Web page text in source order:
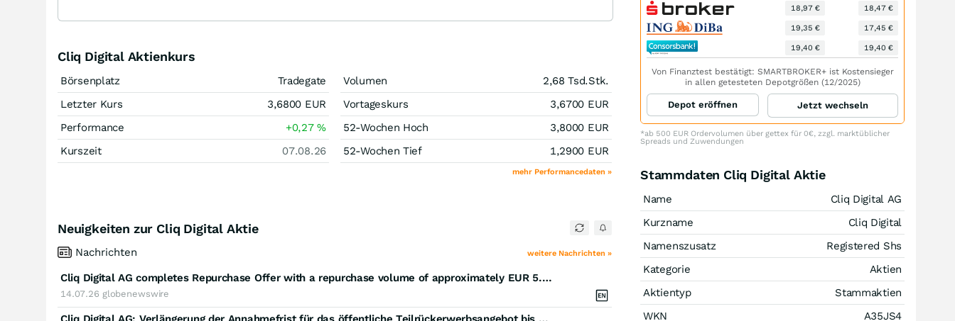
Cliq Digital Aktienkurs
Börsenplatz
Tradegate
Letzter Kurs
3,6800 EUR
Performance
+0,27%
Kurszeit
07.08.26
Volumen 2,68 Tsd.Stk.
Vortageskurs
3,6700 EUR
52-Wochen Hoch
3,8000 EUR
52-Wochen Tief
1,2900 EUR
mehr Performancedaten »
Neuigkeiten zur Cliq Digital Aktie
Nachrichten weitere Nachrichten »
Cliq Digital AG completes Repurchase Offer with a repurchase volume of approximately EUR 5.3 million
14.07.26 globenewswire
18,97 € 18,47 €
19,35 € 17,45 €
19,40 € 19,40 €
Von Finanztest bestätigt: SMARTBROKER+ ist Kostensieger
in allen getesteten Depotgrößen (12/2025)
Depot eröffnen Jetzt wechseln
*ab 500 EUR Ordervolumen über gettex für 0€, zzgl. marktüblicher
Spreads und Zuwendungen
Stammdaten Cliq Digital Aktie
Name
Cliq Digital AG
Kurzname
Cliq Digital
Namenszusatz
Registered Shs
Kategorie
Aktien
Aktientyp
Stammaktien
WKN
A35JS4